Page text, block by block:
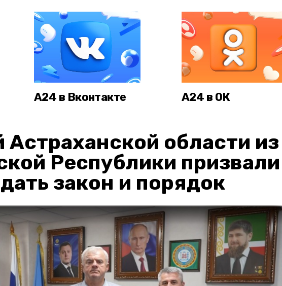
А24 в Вконтакте А24 в ОК
Астраханской области из
Республики призвали
закон и порядок